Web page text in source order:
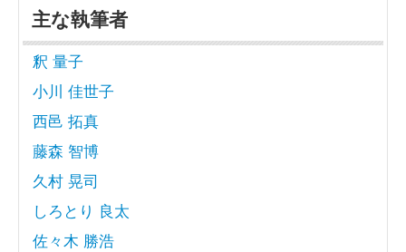
主な執筆者
釈 量子
小川 佳世子
西邑 拓真
藤森 智博
久村 晃司
しろとり 良太
佐々木 勝浩